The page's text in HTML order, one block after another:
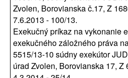
Zvolen, Borovianska č.17, Z
7.6.2013 - 100/13.
Exekučný príkaz na vykonanie
exekučného záložného práva
5515/13-10 súdny exekútor
úrad Zvolen, Borovianska 17,